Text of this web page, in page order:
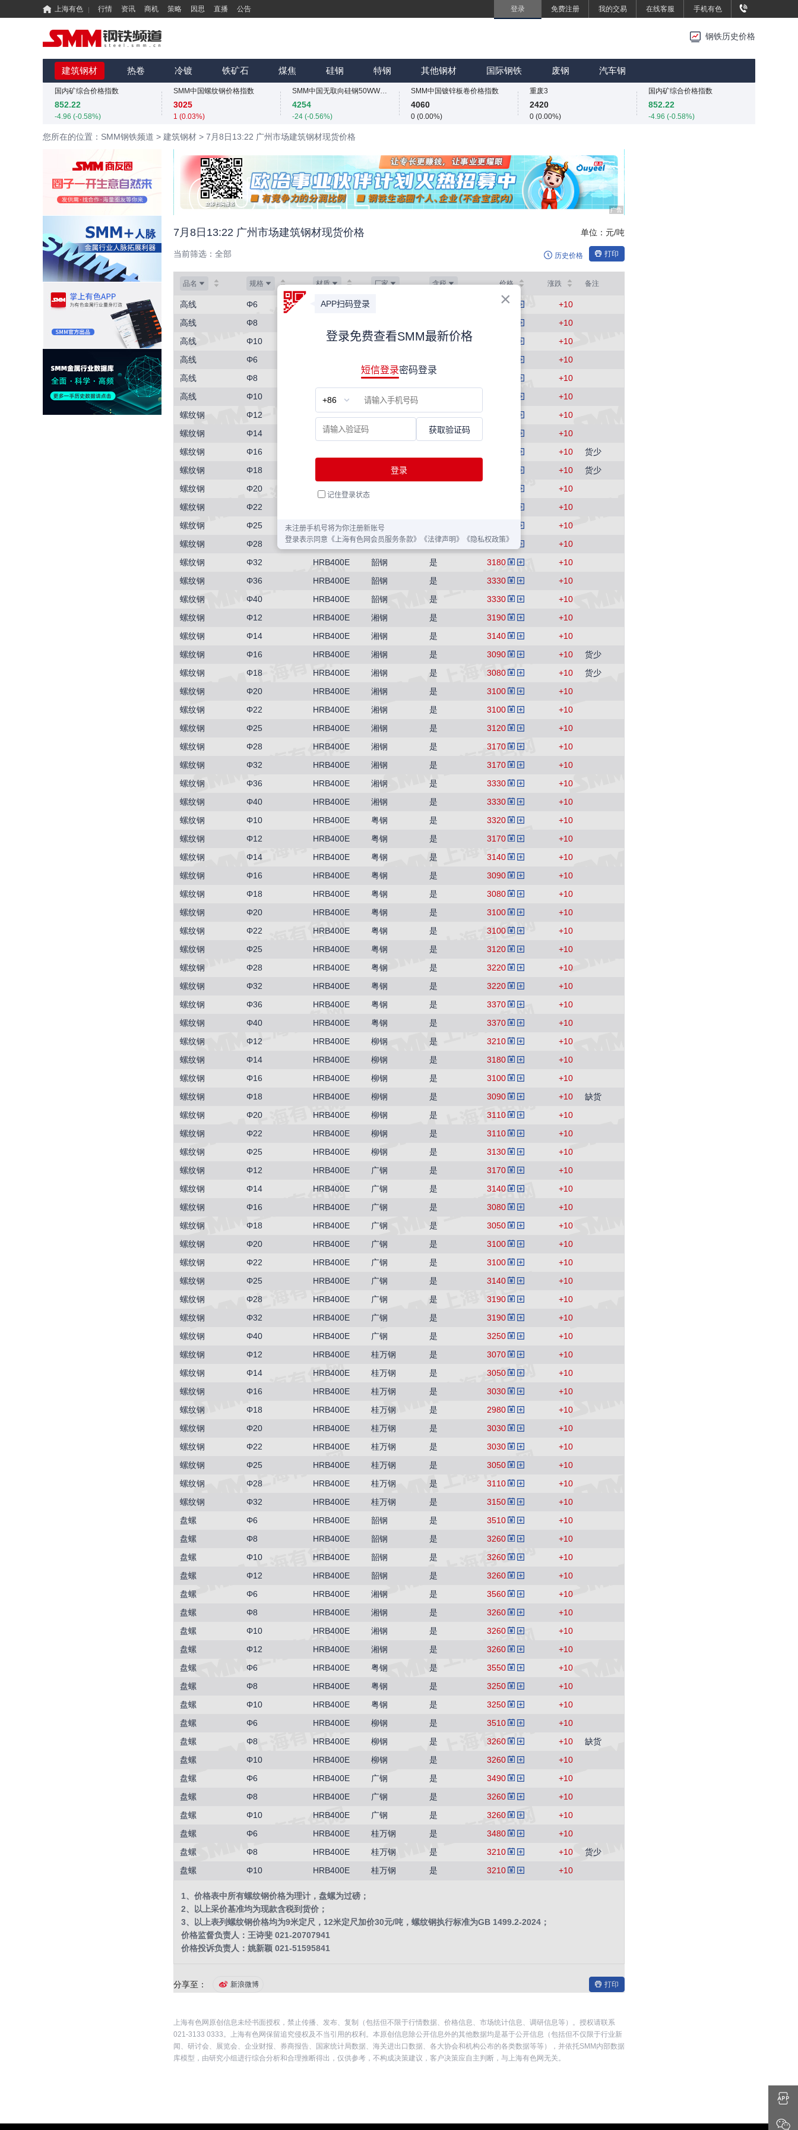
上海有色 行情 资讯 商机 策略 因思 直播 公告 登录 免费注册 我的交易 在线客服 手机有色
钢铁历史价格
建筑钢材 热卷 冷镀 铁矿石 煤焦 硅钢 特钢 其他钢材 国际钢铁 废钢 汽车钢
国内矿综合价格指数
852.22
-4.96 (-0.58%)
815
0 (0.00%)
国内矿综合价格指数
852.22
-4.96 (-0.58%)
815
国内矿综合价格指数
852.22
-4.96 (-0.58%)
SMM中国螺纹钢价格指数
1980
SMM中国螺纹钢价格指数
3025
1 (0.03%)
1980
SMM中国螺纹钢价格指数
3025
1 (0.03%)
SMM中国无取向硅钢50WW800价格指数
3233.2
SMM中国无取向硅钢50WW800价格指数
4254
-24 (-0.56%)
3233.2
4254
-24 (-0.56%)
SMM中国镀锌板卷价格指数
3757
SMM中国镀锌板卷价格指数
4060
0 (0.00%)
SMM中国镀锌板卷价格指数
4060
0 (0.00%)
重废3
重废3
2420
0 (0.00%)
重废3
2420
0 (0.00%)
重废3
国内矿综合价格指数
852.22
-4.96 (-0.58%)
您所在的位置：SMM钢铁频道 > 建筑钢材 > 7月8日13:22 广州市场建筑钢材现货价格
7月8日13:22 广州市场建筑钢材现货价格 单位： 元/吨
当前筛选： 全部 历史价格 打印
品名 规格 材质 厂家 含税 价格 涨跌 备注
高线 Φ6 HPB300 3440 +10
高线
Φ8 +10
高线
Φ10 HPB300 韶钢 是 +10
高线
Φ6 +10
高线
Φ8 湘钢 +10
高线
Φ10 HPB300 湘钢 +10
螺纹钢
Φ12 HRB400E 韶钢 是 +10
螺纹钢
Φ14 HRB400E 是 +10
螺纹钢
Φ16 +10
货少
螺纹钢
Φ18 +10
货少
螺纹钢
Φ20 HRB400E +10
螺纹钢
Φ22 +10
螺纹钢
Φ25 HRB400E 韶钢 +10
螺纹钢
Φ28 HRB400E 韶钢 是 3180 +10
螺纹钢
Φ32 HRB400E 韶钢 是 3180 +10
螺纹钢
Φ36 HRB400E 韶钢 是 3330 +10
螺纹钢
Φ40 HRB400E 韶钢 是 3330 +10
螺纹钢
Φ12 HRB400E 湘钢 是 3190 +10
螺纹钢
Φ14 HRB400E 湘钢 是 3140 +10
螺纹钢
Φ16 HRB400E 湘钢 是 3090 +10
货少
螺纹钢
Φ18 HRB400E 湘钢 是 3080 +10
货少
螺纹钢
Φ20 HRB400E 湘钢 是 3100 +10
螺纹钢
Φ22 HRB400E 湘钢 是 3100 +10
螺纹钢
Φ25 HRB400E 湘钢 是 3120 +10
螺纹钢
Φ28 HRB400E 湘钢 是 3170 +10
螺纹钢
Φ32 HRB400E 湘钢 是 3170 +10
螺纹钢
Φ36 HRB400E 湘钢 是 3330 +10
螺纹钢
Φ40 HRB400E 湘钢 是 3330 +10
螺纹钢
Φ10 HRB400E 粤钢 是 3320 +10
螺纹钢
Φ12 HRB400E 粤钢 是 3170 +10
螺纹钢
Φ14 HRB400E 粤钢 是 3140 +10
螺纹钢
Φ16 HRB400E 粤钢 是 3090 +10
螺纹钢
Φ18 HRB400E 粤钢 是 3080 +10
螺纹钢
Φ20 HRB400E 粤钢 是 3100 +10
螺纹钢
Φ22 HRB400E 粤钢 是 3100 +10
螺纹钢
Φ25 HRB400E 粤钢 是 3120 +10
螺纹钢
Φ28 HRB400E 粤钢 是 3220 +10
螺纹钢
Φ32 HRB400E 粤钢 是 3220 +10
螺纹钢
Φ36 HRB400E 粤钢 是 3370 +10
螺纹钢
Φ40 HRB400E 粤钢 是 3370 +10
螺纹钢
Φ12 HRB400E 柳钢 是 3210 +10
螺纹钢
Φ14 HRB400E 柳钢 是 3180 +10
螺纹钢
Φ16 HRB400E 柳钢 是 3100 +10
螺纹钢
Φ18 HRB400E 柳钢 是 3090 +10
缺货
螺纹钢
Φ20 HRB400E 柳钢 是 3110 +10
螺纹钢
Φ22 HRB400E 柳钢 是 3110 +10
螺纹钢
Φ25 HRB400E 柳钢 是 3130 +10
螺纹钢
Φ12 HRB400E 广钢 是 3170 +10
螺纹钢
Φ14 HRB400E 广钢 是 3140 +10
螺纹钢
Φ16 HRB400E 广钢 是 3080 +10
螺纹钢
Φ18 HRB400E 广钢 是 3050 +10
螺纹钢
Φ20 HRB400E 广钢 是 3100 +10
螺纹钢
Φ22 HRB400E 广钢 是 3100 +10
螺纹钢
Φ25 HRB400E 广钢 是 3140 +10
螺纹钢
Φ28 HRB400E 广钢 是 3190 +10
螺纹钢
Φ32 HRB400E 广钢 是 3190 +10
螺纹钢
Φ40 HRB400E 广钢 是 3250 +10
螺纹钢
Φ12 HRB400E 桂万钢 是 3070 +10
螺纹钢
Φ14 HRB400E 桂万钢 是 3050 +10
螺纹钢
Φ16 HRB400E 桂万钢 是 3030 +10
螺纹钢
Φ18 HRB400E 桂万钢 是 2980 +10
螺纹钢
Φ20 HRB400E 桂万钢 是 3030 +10
螺纹钢
Φ22 HRB400E 桂万钢 是 3030 +10
螺纹钢
Φ25 HRB400E 桂万钢 是 3050 +10
螺纹钢
Φ28 HRB400E 桂万钢 是 3110 +10
螺纹钢
Φ32 HRB400E 桂万钢 是 3150 +10
盘螺
Φ6 HRB400E 韶钢 是 3510 +10
盘螺
Φ8 HRB400E 韶钢 是 3260 +10
盘螺
Φ10 HRB400E 韶钢 是 3260 +10
盘螺
Φ12 HRB400E 韶钢 是 3260 +10
盘螺
Φ6 HRB400E 湘钢 是 3560 +10
盘螺
Φ8 HRB400E 湘钢 是 3260 +10
盘螺
Φ10 HRB400E 湘钢 是 3260 +10
盘螺
Φ12 HRB400E 湘钢 是 3260 +10
盘螺
Φ6 HRB400E 粤钢 是 3550 +10
盘螺
Φ8 HRB400E 粤钢 是 3250 +10
盘螺
Φ10 HRB400E 粤钢 是 3250 +10
盘螺
Φ6 HRB400E 柳钢 是 3510 +10
盘螺
Φ8 HRB400E 柳钢 是 3260 +10
缺货
盘螺
Φ10 HRB400E 柳钢 是 3260 +10
盘螺
Φ6 HRB400E 广钢 是 3490 +10
盘螺
Φ8 HRB400E 广钢 是 3260 +10
盘螺
Φ10 HRB400E 广钢 是 3260 +10
盘螺
Φ6 HRB400E 桂万钢 是 3480 +10
盘螺
Φ8 HRB400E 桂万钢 是 3210 +10
货少
盘螺
Φ10 HRB400E 桂万钢 是 3210 +10
1、价格表中所有螺纹钢价格为理计，盘螺为过磅；
2、以上采价基准均为现款含税到货价；
3、以上表列螺纹钢价格均为9米定尺，12米定尺加价30元/吨，螺纹钢执行标准为GB 1499.2-2024；
价格监督负责人：王诗斐 021-20707941
价格投诉负责人：姚新颖 021-51595841
分享至： 新浪微博 打印
上海有色网原创信息未经书面授权，禁止传播、发布、复制（包括但不限于行情数据、价格信息、市场统计信息、调研信息等）。授权请联系
021-3133 0333。上海有色网保留追究侵权及不当引用的权利。本原创信息除公开信息外的其他数据均是基于公开信息（包括但不仅限于行业新
闻、研讨会、展览会、企业财报、券商报告、国家统计局数据、海关进出口数据、各大协会和机构公布的各类数据等等），并依托SMM内部数据
库模型，由研究小组进行综合分析和合理推断得出，仅供参考，不构成决策建议，客户决策应自主判断，与上海有色网无关。